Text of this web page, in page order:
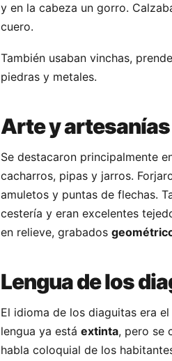
y en la cabeza un gorro.
cuero.
También usaban vinchas,
piedras y metales.
Arte y artesanías
Se destacaron principalmente
cacharros, pipas y jarros.
amuletos y puntas de flechas.
cestería y eran excelentes
en relieve, grabados
Lengua de los
El idioma de los diaguitas era el
lengua ya está extinta, pero se
habla coloquial de los